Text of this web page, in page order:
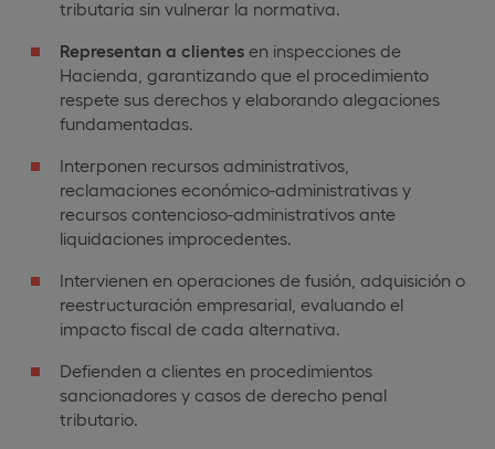
tributaria sin vulnerar la normativa.
Representan a clientes en inspecciones de
Hacienda, garantizando que el procedimiento
respete sus derechos y elaborando alegaciones
fundamentadas.
Interponen recursos administrativos,
reclamaciones económico-administrativas y
recursos contencioso-administrativos ante
liquidaciones improcedentes.
Intervienen en operaciones de fusión, adquisición o
reestructuración empresarial, evaluando el
impacto fiscal de cada alternativa.
Defienden a clientes en procedimientos
sancionadores y casos de derecho penal
tributario.